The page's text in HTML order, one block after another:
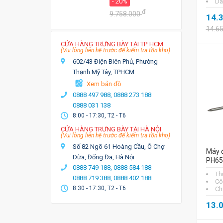
9.758.000đ
CỬA HÀNG TRƯNG BÀY TẠI TP. HCM
(Vui lòng liên hệ trước để kiểm tra tồn kho)
602/43 Điện Biên Phủ, Phường
Thạnh Mỹ Tây, TPHCM
Xem bản đồ
0888 497 988, 0888 273 188
0888 031 138
8:00 - 17:30, T2 - T6
CỬA HÀNG TRƯNG BÀY TẠI HÀ NỘI
(Vui lòng liên hệ trước để kiểm tra tồn kho)
Số 82 Ngõ 61 Hoàng Cầu, Ô Chợ
Dừa, Đống Đa, Hà Nội
0888 749 188, 0888 584 188
0888 719 388, 0888 402 188
8:30 - 17:30, T2 - T6
Máy